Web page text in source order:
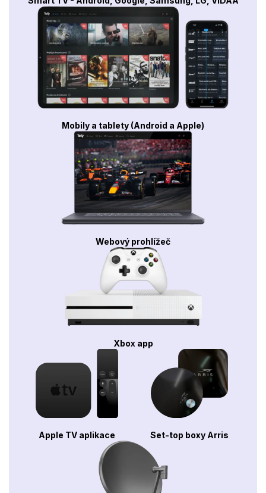
Mobily a tablety (Android a Apple)
Webový prohlížeč
Xbox app
Apple TV aplikace Set-top boxy Arris